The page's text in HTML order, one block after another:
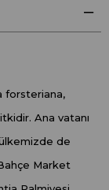
forsteriana,
Ana vatanı
de
Market